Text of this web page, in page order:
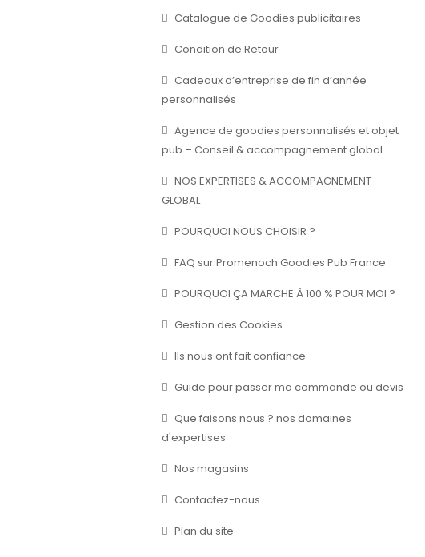
Catalogue de Goodies publicitaires
Condition de Retour
Cadeaux d’entreprise de fin d’année
personnalisés
Agence de goodies personnalisés et objet
pub – Conseil & accompagnement global
NOS EXPERTISES & ACCOMPAGNEMENT
GLOBAL
POURQUOI NOUS CHOISIR ?
FAQ sur Promenoch Goodies Pub France
POURQUOI ÇA MARCHE À 100 % POUR MOI ?
Gestion des Cookies
Ils nous ont fait confiance
Guide pour passer ma commande ou devis
Que faisons nous ? nos domaines
d'expertises
Nos magasins
Contactez-nous
Plan du site